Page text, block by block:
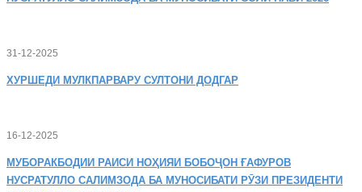
31-12-2025
ХУРШЕДИ МУЛКПАРВАРУ СУЛТОНИ ДОДГАР
16-12-2025
МУБОРАКБОДИИ РАИСИ НОҲИЯИ БОБОҶОН ҒАФУРОВ
НУСРАТУЛЛО САЛИМЗОДА БА МУНОСИБАТИ РӮЗИ ПРЕЗИДЕНТИ